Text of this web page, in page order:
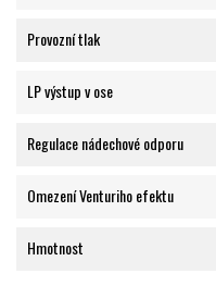
Provozní tlak
LP výstup v ose
Regulace nádechové odporu
Omezení Venturiho efektu
Hmotnost